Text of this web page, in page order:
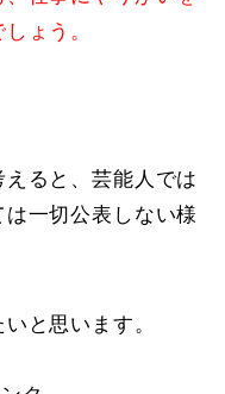
ょう。
ると、芸能人では
一切公表しない様
と思います。